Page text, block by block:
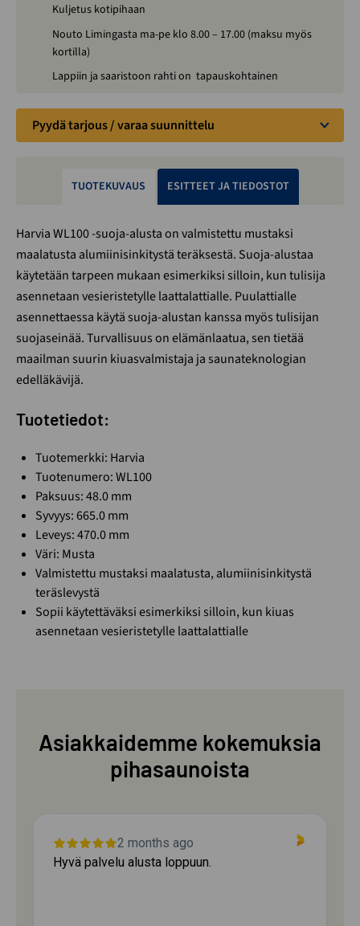
Kuljetus kotipihaan
Nouto Limingasta ma-pe klo 8.00 – 17.00 (maksu myös
kortilla)
Lappiin ja saaristoon rahti on tapauskohtainen
Pyydä tarjous / varaa suunnittelu
TUOTEKUVAUS ESITTEET JA TIEDOSTOT
Harvia WL100 -suoja-alusta on valmistettu mustaksi
maalatusta alumiinisinkitystä teräksestä. Suoja-alustaa
käytetään tarpeen mukaan esimerkiksi silloin, kun tulisija
asennetaan vesieristetylle laattalattialle. Puulattialle
asennettaessa käytä suoja-alustan kanssa myös tulisijan
suojaseinää. Turvallisuus on elämänlaatua, sen tietää
maailman suurin kiuasvalmistaja ja saunateknologian
edelläkävijä.
Tuotetiedot:
Tuotemerkki: Harvia
Tuotenumero:WL100
Paksuus: 48.0 mm
Syvyys: 665.0 mm
Leveys: 470.0 mm
Väri: Musta
Valmistettu mustaksi maalatusta, alumiinisinkitystä
teräslevystä
Sopii käytettäväksi esimerkiksi silloin, kun kiuas
asennetaan vesieristetylle laattalattialle
Asiakkaidemme kokemuksia
pihasaunoista
2 months ago
Hyvä palvelu alusta loppuun.